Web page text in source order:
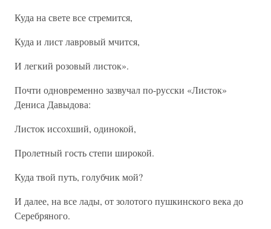
Куда на свете все стремится,
Куда и лист лавровый мчится,
И легкий розовый листок».
Почти одновременно зазвучал по-русски «Листок»
Дениса Давыдова:
Листок иссохший, одинокой,
Пролетный гость степи широкой.
Куда твой путь, голубчик мой?
И далее, на все лады, от золотого пушкинского века до
Серебряного.